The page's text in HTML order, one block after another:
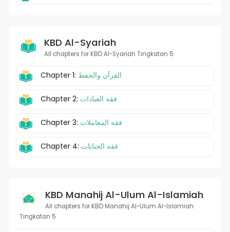
KBD Al-Syariah
All chapters for KBD Al-Syariah Tingkatan 5
Chapter 1: القرآن والحفظ
Chapter 2: فقه العبادات
Chapter 3: فقه المعاملات
Chapter 4: فقه الجنايات
KBD Manahij Al-Ulum Al-Islamiah
All chapters for KBD Manahij Al-Ulum Al-Islamiah
Tingkatan 5